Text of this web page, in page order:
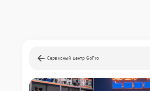
Сервисный центр GoPro